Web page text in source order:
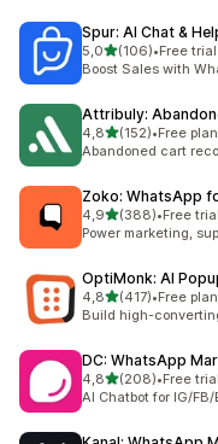
Spur: AI Chat &
5,0z 5 hvězd
(106)
Celkový počet
•Free
Boost Sales with
Attribuly:
4,8z 5 hvězd
(152)
Celkový počet
•Free
Abandoned cart
Zoko: WhatsApp
4,9z 5 hvězd
(388)
Celkový počet
•Free
Power marketing,
OptiMonk: AI
4,8z 5 hvězd
(417)
Celkový počet
•Free
Build high-
DC: WhatsApp
4,8z 5 hvězd
(208)
Celkový počet
•Free
AI Chatbot for IG/